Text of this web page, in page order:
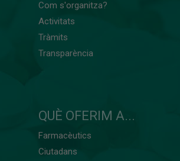
Com s'organitza?
Activitats
Tràmits
Transparència
QUÈ OFERIM A...
Farmacèutics
Ciutadans